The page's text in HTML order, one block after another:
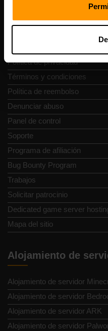
Navegación rápida
Política de privacidad
Términos y condiciones
Política de reembolso
Denunciar abuso
Panel de control
Soporte
Programa de afiliación
Bug Bounty Program
Trabajos
Solicitar patrocinio
Dedicated game server
Mapa del sitio
Alojamiento de
Alojamiento de servidor
Alojamiento de servidor
Alojamiento de servidor ARK
Alojamiento de servidor